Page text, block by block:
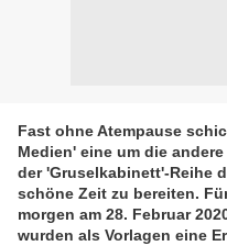
Fast ohne Atempause
Medien' eine um die
der 'Gruselkabinett'-Reihe
schöne Zeit zu bereiten.
morgen am 28. Februar
wurden als Vorlagen eine